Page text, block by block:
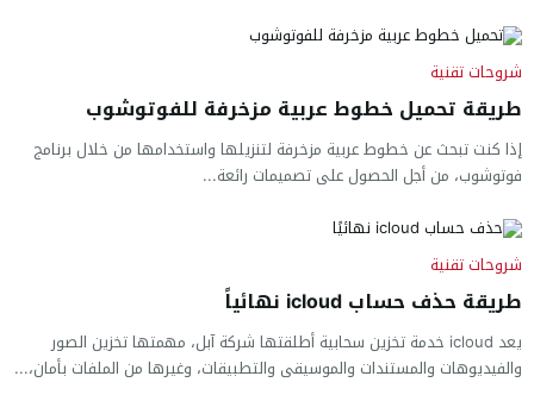
شروحات تقنية
طريقة تحميل خطوط عربية مزخرفة للفوتوشوب
إذا كنت تبحث عن خطوط عربية مزخرفة لتنزيلها واستخدامها من خلال برنامج
فوتوشوب، من أجل الحصول على تصميمات رائعة...
شروحات تقنية
طريقة حذف حساب icloud نهائياً
يعد icloud خدمة تخزين سحابية أطلقتها شركة آبل، مهمتها تخزين الصور
والفيديوهات والمستندات والموسيقى والتطبيقات، وغيرها من الملفات بأمان،...